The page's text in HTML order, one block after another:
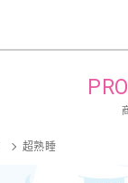
超熟睡